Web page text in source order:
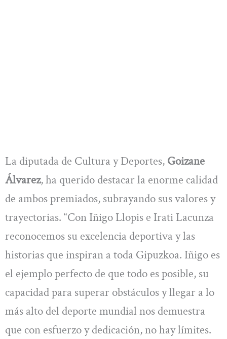
La diputada de Cultura y Deportes, Goizane
Álvarez, ha querido destacar la enorme calidad
de ambos premiados, subrayando sus valores y
trayectorias. “Con Iñigo Llopis e Irati Lacunza
reconocemos su excelencia deportiva y las
historias que inspiran a toda Gipuzkoa. Iñigo es
el ejemplo perfecto de que todo es posible, su
capacidad para superar obstáculos y llegar a lo
más alto del deporte mundial nos demuestra
que con esfuerzo y dedicación, no hay límites.